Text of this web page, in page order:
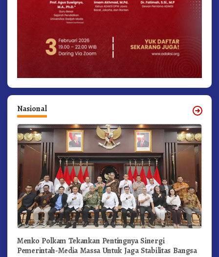
Nasional
Menko Polkam Tekankan Pentingnya Sinergi
Pemerintah-Media Massa Untuk Jaga Stabilitas Bangsa